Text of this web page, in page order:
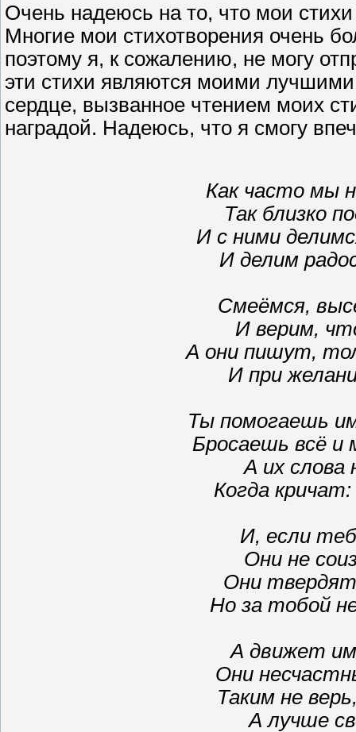
Очень надеюсь на то, что мои стихи
Многие мои стихотворения очень
поэтому я, к сожалению, не могу
эти стихи являются моими
сердце, вызванное чтением моих
наградой. Надеюсь, что я смогу
Как часто мы
Так близко
И с ними
И делим
Смеёмся,
И верим,
А они пишут,
И при
Ты помогаешь
Бросаешь всё и
А их
Когда
И, если
Они не
Они
Но за тобой
А движет
Они
Таким не
А лучше